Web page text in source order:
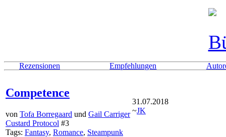
Rezensionen Empfehlungen
Competence
von Tofa Borregaard und Gail Carriger
Custard Protocol #3
Tags: Fantasy, Romance, Steampunk
31.07.2018
~JK